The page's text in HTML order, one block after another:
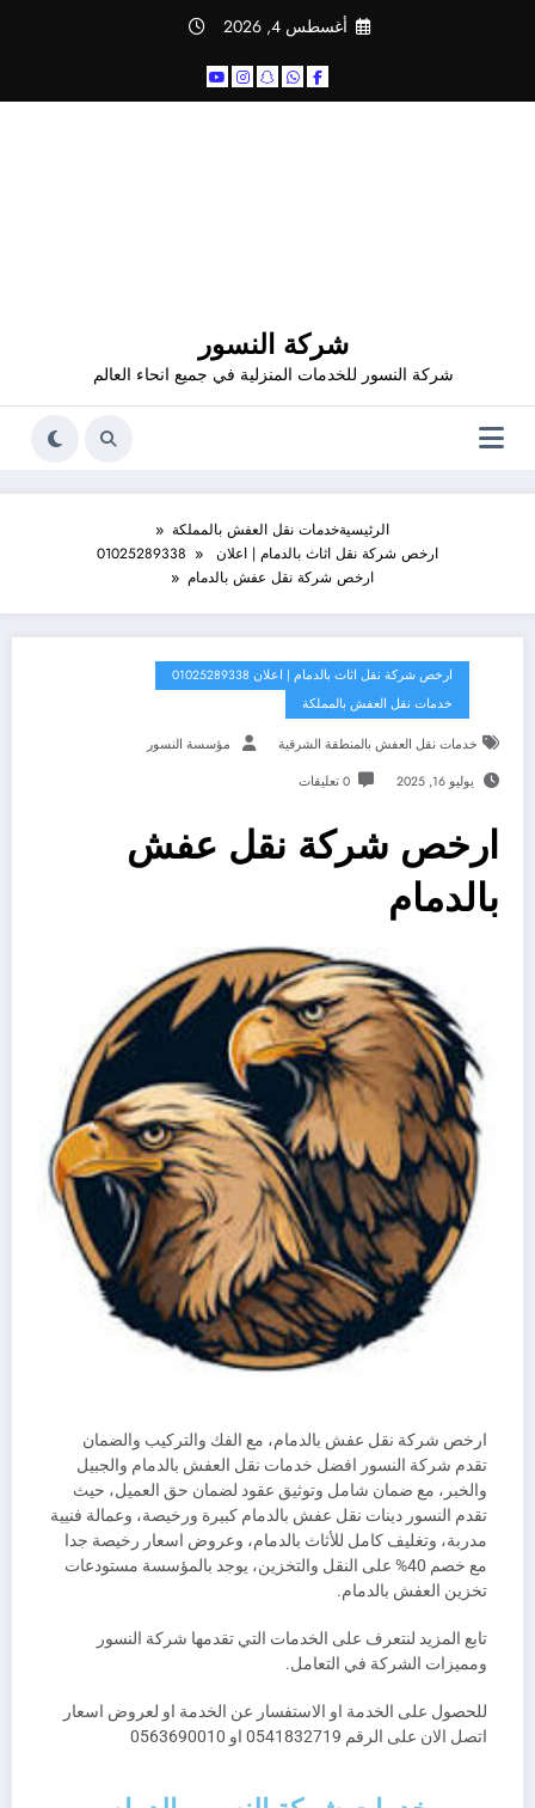
أغسطس 4, 2026
شركة النسور
شركة النسور للخدمات المنزلية في جميع انحاء العالم
الرئيسيةخدمات نقل العفش بالمملكة
ارخص شركة نقل اثاث بالدمام | اعلان 01025289338
ارخص شركة نقل عفش بالدمام
ارخص شركة نقل اثاث بالدمام | اعلان 01025289338
خدمات نقل العفش بالمملكة
خدمات نقل العفش بالمنطقة الشرقية مؤسسة النسور
يوليو 16, 2025 0 تعليقات
ارخص شركة نقل عفش
بالدمام
ارخص شركة نقل عفش بالدمام، مع الفك والتركيب والضمان
تقدم شركة النسور افضل خدمات نقل العفش بالدمام والجبيل
والخبر، مع ضمان شامل وتوثيق عقود لضمان حق العميل، حيث
تقدم النسور دينات نقل عفش بالدمام كبيرة ورخيصة، وعمالة فنيية
مدربة، وتغليف كامل للأثاث بالدمام، وعروض اسعار رخيصة جدا
مع خصم 40% على النقل والتخزين، يوجد بالمؤسسة مستودعات
تخزين العفش بالدمام.
تابع المزيد لنتعرف على الخدمات التي تقدمها شركة النسور
ومميزات الشركة في التعامل.
للحصول على الخدمة او الاستفسار عن الخدمة او لعروض اسعار
اتصل الان على الرقم 0541832719 او 0563690010